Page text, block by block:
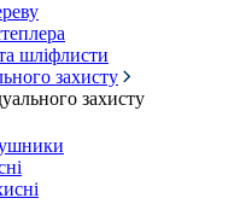
шліфлисти
захисту
захисту